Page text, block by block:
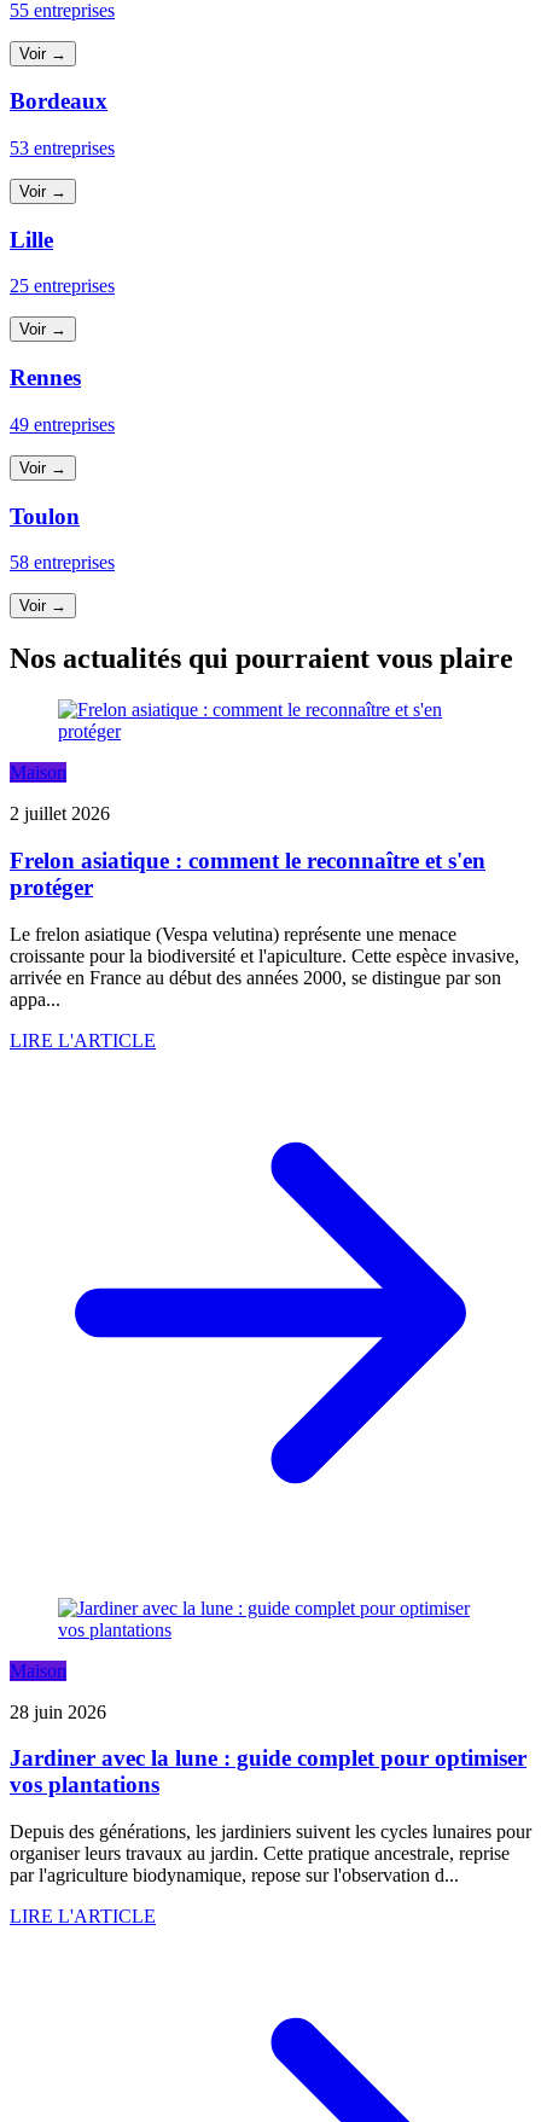
55 entreprises
Voir →
Bordeaux
53 entreprises
Voir →
Lille
25 entreprises
Voir →
Rennes
49 entreprises
Voir →
Toulon
58 entreprises
Voir →
Nos actualités qui pourraient vous plaire
Maison
2 juillet 2026
Frelon asiatique : comment le reconnaître et s'en
protéger
Le frelon asiatique (Vespa velutina) représente une menace
croissante pour la biodiversité et l'apiculture. Cette espèce invasive,
arrivée en France au début des années 2000, se distingue par son
appa...
LIRE L'ARTICLE
Maison
28 juin 2026
Jardiner avec la lune : guide complet pour optimiser
vos plantations
Depuis des générations, les jardiniers suivent les cycles lunaires pour
organiser leurs travaux au jardin. Cette pratique ancestrale, reprise
par l'agriculture biodynamique, repose sur l'observation d...
LIRE L'ARTICLE